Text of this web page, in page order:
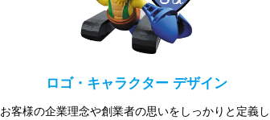
ロゴ・キャラクター デザイン
お客様の企業理念や創業者の思いをしっかりと定義し